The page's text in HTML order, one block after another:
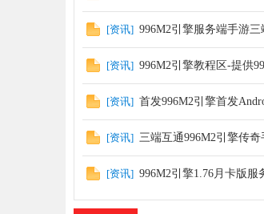
坛,
传
[资讯] 996M2引擎服务端手游
[资讯] 996M2引擎教程区-提供
[资讯] 首发996M2引擎首发
[资讯] 三端互通996M2引擎传
[资讯] 996M2引擎1.76月卡版服